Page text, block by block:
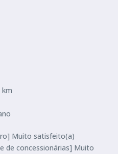
Muito satisfeito(a)
de concessionárias] Muito